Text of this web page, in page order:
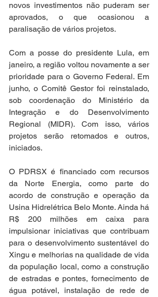
novos investimentos não puderam ser
aprovados, o que ocasionou a
paralisação de vários projetos.
Com a posse do presidente Lula, em
janeiro, a região voltou novamente a ser
prioridade para o Governo Federal. Em
junho, o Comitê Gestor foi reinstalado,
sob coordenação do Ministério da
Integração e do Desenvolvimento
Regional (MIDR). Com isso, vários
projetos serão retomados e outros,
iniciados.
O PDRSX é financiado com recursos
da Norte Energia, como parte do
acordo de construção e operação da
Usina Hidrelétrica Belo Monte. Ainda há
R$ 200 milhões em caixa para
impulsionar iniciativas que contribuam
para o desenvolvimento sustentável do
Xingu e melhorias na qualidade de vida
da população local, como a construção
de estradas e pontes, fornecimento de
água potável, instalação de rede de